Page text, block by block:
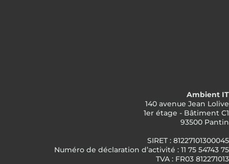
Ambient IT
140 avenue Jean Lolive
1er étage - Bâtiment C1
93500 Pantin
SIRET : 81227101300045
Numéro de déclaration d’activité : 11 75 54743 75
TVA : FR03 812271013